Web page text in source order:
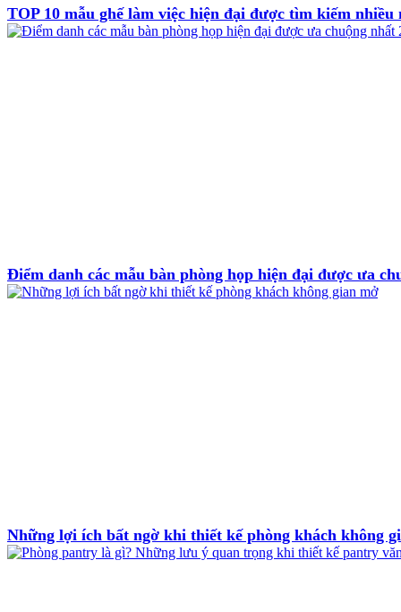
TOP 10 mẫu ghế làm việc hiện đại được tìm kiếm nhiều
Điểm danh các mẫu bàn phòng họp hiện đại được ưa
Những lợi ích bất ngờ khi thiết kế phòng khách không